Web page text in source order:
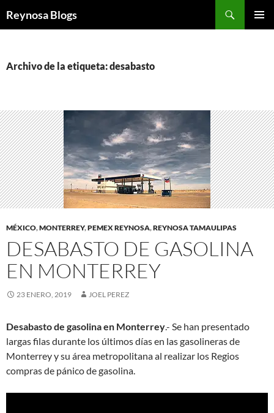
Reynosa Blogs
Archivo de la etiqueta: desabasto
MÉXICO,MONTERREY,PEMEX REYNOSA,REYNOSA TAMAULIPAS
DESABASTO DE GASOLINA
EN MONTERREY
23 ENERO, 2019 JOEL PEREZ
Desabasto de gasolina en Monterrey.- Se han presentado
largas filas durante los últimos días en las gasolineras de
Monterrey y su área metropolitana al realizar los Regios
compras de pánico de gasolina.